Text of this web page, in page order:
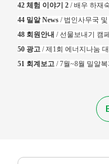
42 체험 이야기 2 / 배우 하재
44 밀알News / 법인사무국 및
48 회원안내 / 선물보내기 캠
50 광고 / 제1회 에너지나눔
51 회계보고 / 7월~8월 밀알